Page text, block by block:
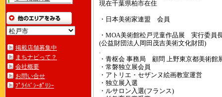
掲載店舗募集中
まちナビって？
会社概要
お問い合せ
ﾌﾟﾗｲﾊﾞｼｰﾎﾟﾘｼｰ
現在千葉県柏市在住
・日本美術家連盟 会員
・MOA美術館松戸児童作品展 実行委員
(公益財団法人岡田茂吉美術文化財団)
.
・青枢会 事務局 顧問 上野東京都美術館
・常磐独立展会員
・アトリエ・セザンヌ絵画教室運営
・独立展入選
・ルサロン入選(フランス)